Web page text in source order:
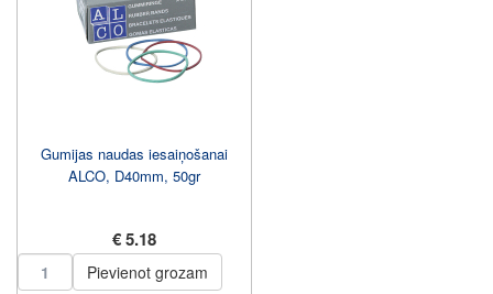
Gumijas naudas iesaiņošanai
ALCO, D40mm, 50gr
€ 5.18
Pievienot grozam